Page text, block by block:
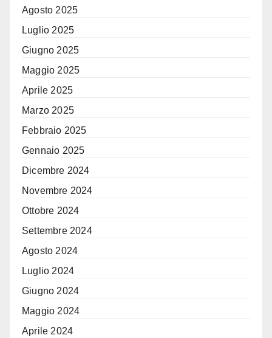
Agosto 2025
Luglio 2025
Giugno 2025
Maggio 2025
Aprile 2025
Marzo 2025
Febbraio 2025
Gennaio 2025
Dicembre 2024
Novembre 2024
Ottobre 2024
Settembre 2024
Agosto 2024
Luglio 2024
Giugno 2024
Maggio 2024
Aprile 2024